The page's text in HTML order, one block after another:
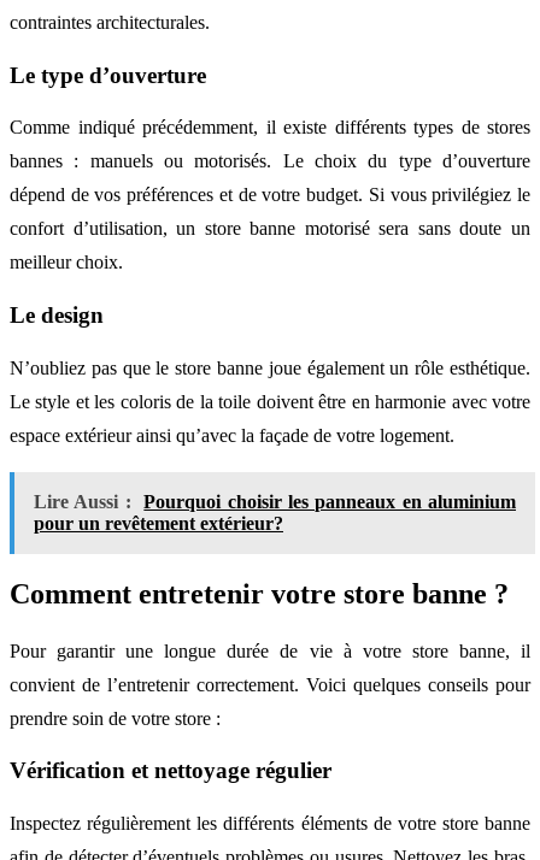
contraintes architecturales.
Le type d’ouverture
Comme indiqué précédemment, il existe différents types de stores
bannes : manuels ou motorisés. Le choix du type d’ouverture
dépend de vos préférences et de votre budget. Si vous privilégiez le
confort d’utilisation, un store banne motorisé sera sans doute un
meilleur choix.
Le design
N’oubliez pas que le store banne joue également un rôle esthétique.
Le style et les coloris de la toile doivent être en harmonie avec votre
espace extérieur ainsi qu’avec la façade de votre logement.
Lire Aussi :
Pourquoi choisir les panneaux en aluminium
pour un revêtement extérieur?
Comment entretenir votre store banne ?
Pour garantir une longue durée de vie à votre store banne, il
convient de l’entretenir correctement. Voici quelques conseils pour
prendre soin de votre store :
Vérification et nettoyage régulier
Inspectez régulièrement les différents éléments de votre store banne